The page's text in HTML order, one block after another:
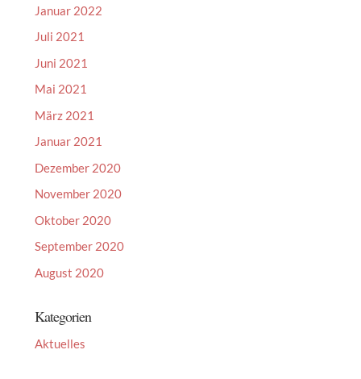
Januar 2022
Juli 2021
Juni 2021
Mai 2021
März 2021
Januar 2021
Dezember 2020
November 2020
Oktober 2020
September 2020
August 2020
Kategorien
Aktuelles